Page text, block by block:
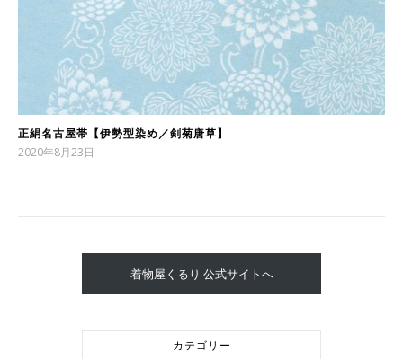
正絹名古屋帯【伊勢型染め／剣菊唐草】
2020年8月23日
着物屋くるり 公式サイトへ
カテゴリー